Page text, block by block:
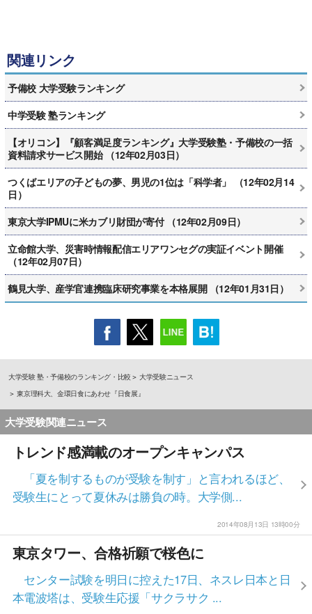
関連リンク
予備校 大学受験ランキング
中学受験 塾ランキング
【オリコン】『顧客満足度ランキング』大学受験塾・予備校の一括
資料請求サービス開始 （12年02月03日）
つくばエリアの子どもの夢、男児の1位は「科学者」 （12年02月14
日）
東京大学IPMUに米カブリ財団が寄付 （12年02月09日）
立命館大学、災害時情報配信エリアワンセグの実証イベント開催
（12年02月07日）
鶴見大学、産学官連携臨床研究事業を本格展開 （12年01月31日）
大学受験 塾・予備校のランキング・比較
大学受験ニュース
東京理科大、金環日食にあわせ『日食展』
大学受験関連ニュース
トレンド感満載のオープンキャンパス
「夏を制するものが受験を制す」と言われるほど、
受験生にとって夏休みは勝負の時。大学側...
2014年08月13日 13時00分
東京タワー、合格祈願で桜色に
センター試験を明日に控えた17日、ネスレ日本と日
本電波塔は、受験生応援「サクラサク ...